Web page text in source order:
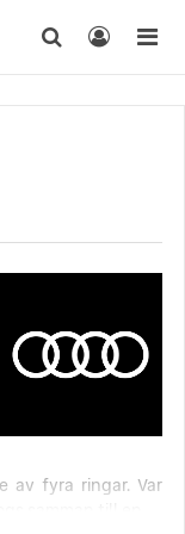
av fyra ringar. Var